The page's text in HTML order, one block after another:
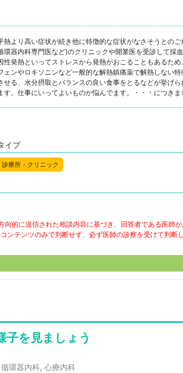
熱より高い症状が続き他に特徴的な症状がなさそうとの
環器内科専門医など)のクリニックや開業医を受診して
性発熱といってストレスから発熱がおこることもあるた
ェンやロキソニンなど一般的な解熱鎮痛薬で解熱しない
せる、水分摂取とバランスの良い食事をとるなどが挙げ
。仕事にいってよいものか悩んでます。・・・につき
イプ
診療所・クリニック
向的に送信された相談内容に基づき、回答者である医師
ンテンツのみで判断せず、必ず医師の診察を受けて判断
子を見ましょう
環器内科, 心療内科